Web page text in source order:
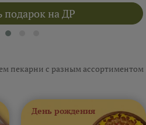
подарок на ДР
пекарни с разным ассортиментом
День рождения